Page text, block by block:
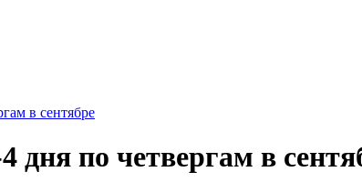
в сентябре
дня по четвергам в